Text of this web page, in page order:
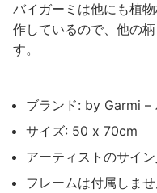
バイガーミは他にも植
作しているので、他の
す。
ブランド: by Garmi –
サイズ: 50 x 70cm
アーティストのサイン
フレームは付属しま